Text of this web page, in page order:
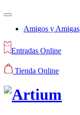
Amigos y Amigas
Entradas Online
Tienda Online